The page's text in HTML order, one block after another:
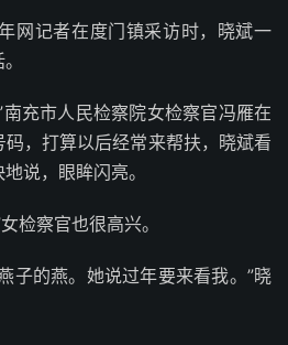
网记者在度门镇采访时，晓斌一
充市人民检察院女检察官冯雁在
，打算以后经常来帮扶，晓斌看
说，眼眸闪亮。
检察官也很高兴。
子的燕。她说过年要来看我。”晓